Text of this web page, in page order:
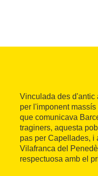
Vinculada des d'antic
per l'imponent massís
que comunicava
traginers, aquesta
pas per Capellades, i
Vilafranca del
respectuosa amb el